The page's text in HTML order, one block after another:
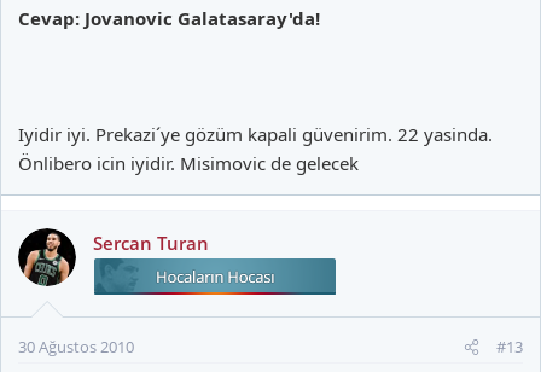
Cevap: Jovanovic Galatasaray'da!
Iyidir iyi. Prekazi´ye gözüm kapali güvenirim. 22 yasinda.
Önlibero icin iyidir. Misimovic de gelecek
Sercan Turan
30 Ağustos 2010 #13